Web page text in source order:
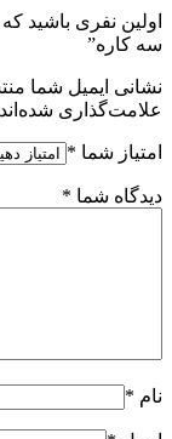
اولین نفری باشید
سه کاره”
نشانی ایمیل شما
علامت‌گذاری شده‌اند
امتیاز شما *
دیدگاه شما *
نام *